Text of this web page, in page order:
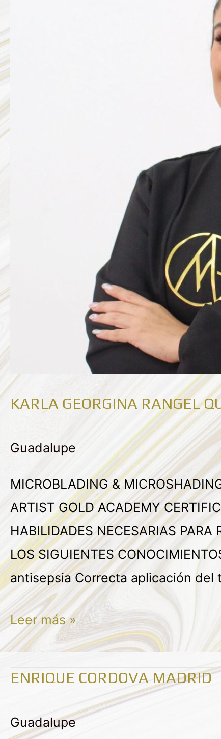
KARLA GEORGINA RANGEL
Guadalupe
MICROBLADING &
ARTIST GOLD ACADEMY
HABILIDADES NECESARIAS
LOS SIGUIENTES
antisepsia Correcta aplicación
Leer más »
ENRIQUE CORDOVA MADRID
Guadalupe
ENRIQUE
MADRID